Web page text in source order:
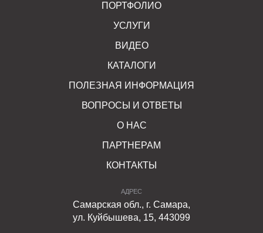
ПОРТФОЛИО
УСЛУГИ
ВИДЕО
КАТАЛОГИ
ПОЛЕЗНАЯ ИНФОРМАЦИЯ
ВОПРОСЫ И ОТВЕТЫ
О НАС
ПАРТНЕРАМ
КОНТАКТЫ
АДРЕС
Самарская обл., г. Самара,
ул. Куйбышева, 15, 443099